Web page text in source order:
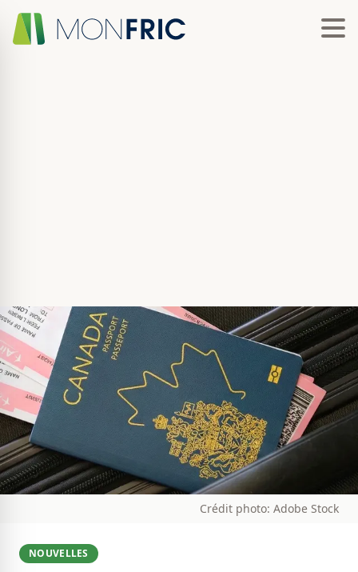
Crédit photo: Adobe Stock
NOUVELLES